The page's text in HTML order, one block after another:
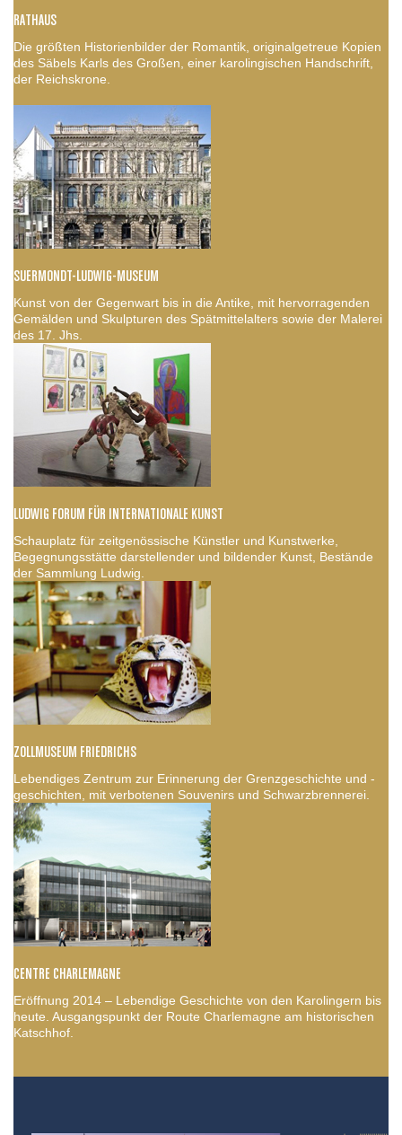
RATHAUS
Die größten Historienbilder der Romantik, originalgetreue Kopien
des Säbels Karls des Großen, einer karolingischen Handschrift,
der Reichskrone.
SUERMONDT-LUDWIG-MUSEUM
Kunst von der Gegenwart bis in die Antike, mit hervorragenden
Gemälden und Skulpturen des Spätmittelalters sowie der Malerei
des 17. Jhs.
LUDWIG FORUM FÜR INTERNATIONALE KUNST
Schauplatz für zeitgenössische Künstler und Kunstwerke,
Begegnungsstätte darstellender und bildender Kunst, Bestände
der Sammlung Ludwig.
ZOLLMUSEUM FRIEDRICHS
Lebendiges Zentrum zur Erinnerung der Grenzgeschichte und -
geschichten, mit verbotenen Souvenirs und Schwarzbrennerei.
CENTRE CHARLEMAGNE
Eröffnung 2014 – Lebendige Geschichte von den Karolingern bis
heute. Ausgangspunkt der Route Charlemagne am historischen
Katschhof.